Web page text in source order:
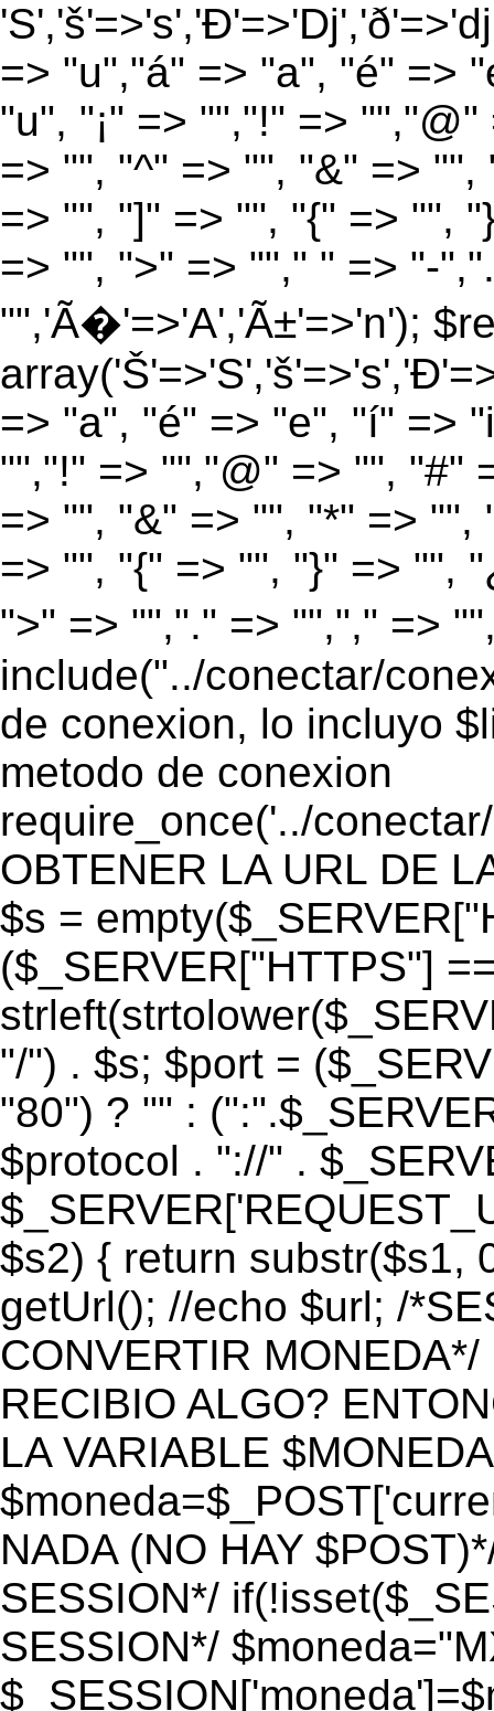
=> "u","á" => "a", "é" =>
"u", "¡" => "","!" =>
=> "", "^" => "", "&" =>
=> "", "]" => "", "{" => "",
=> "", ">" => ""," " => "-
"",'Ã�'=>'A','Ã±'=>'n');
=> "a", "é" => "e", "í" =>
"","!" => "","@" => "", "#"
=> "", "&" => "", "*" =>
=> "", "{" => "", "}" => "",
">" => "","." => "","," =>
include("../conectar/
de conexion, lo incluyo
metodo de conexion
require_once('../
OBTENER LA URL DE
$s =
($_SERVER["HTTPS"]
"/") . $s; $port =
"80") ? "" :
$protocol . "://" .
$s2) { return substr($s1,
getUrl(); //echo $url; /
CONVERTIR
RECIBIO ALGO?
LA VARIABLE
NADA (NO HAY
SESSION*/
SESSION*/